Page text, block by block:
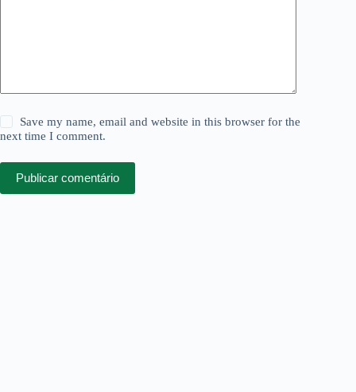
Save my name, email and website in this browser for the
next time I comment.
Publicar comentário